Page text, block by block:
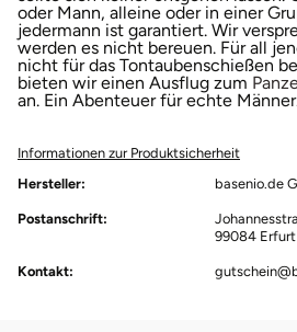
oder Mann, alleine oder in einer
jedermann ist garantiert. Wir
werden es nicht bereuen. Für all
nicht für das Tontaubenschießen
bieten wir einen Ausflug zum
an. Ein Abenteuer für echte
Informationen zur Produktsicherheit
Hersteller:
basenio.de
Postanschrift:
99084 Erfurt
Kontakt:
Leipzig
Leutkirch